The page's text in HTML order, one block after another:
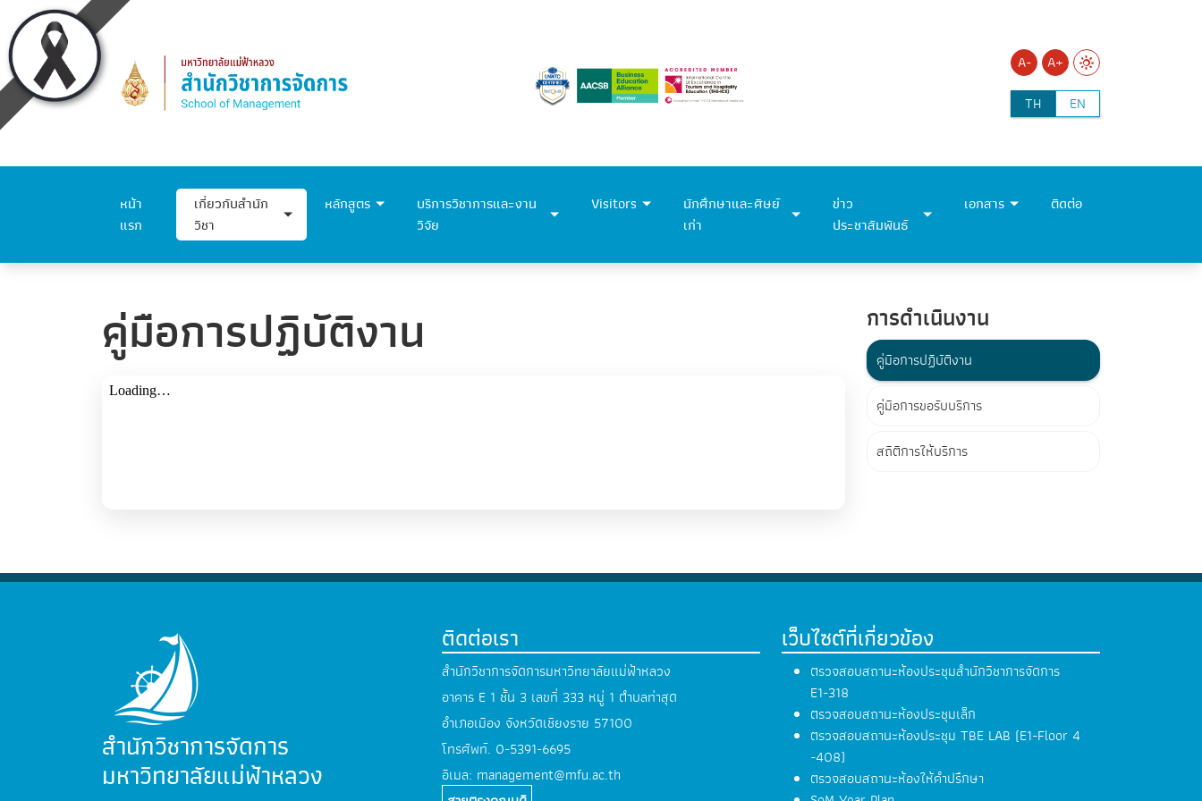
A-
A+
TH
EN
หน้า
แรก
เกี่ยวกับสำนัก
วิชา
หลักสูตร
บริการวิชาการและงาน
วิจัย
Visitors
นักศึกษาและศิษย์
เก่า
ข่าว
ประชาสัมพันธ์
เอกสาร ติดต่อ
คู่มือการปฏิบัติงาน การดำเนินงาน
คู่มือการปฏิบัติงาน
คู่มือการขอรับบริการ
สถิติการให้บริการ
สำนักวิชาการจัดการ
มหาวิทยาลัยแม่ฟ้าหลวง
ติดต่อเรา
สำนักวิชาการจัดการมหาวิทยาลัยแม่ฟ้าหลวง
อาคาร E 1 ชั้น 3 เลขที่ 333 หมู่ 1 ตำบลท่าสุด
อำเภอเมือง จังหวัดเชียงราย 57100
โทรศัพท์. 0-5391-6695
อีเมล: management@mfu.ac.th
เว็บไซต์ที่เกี่ยวข้อง
ตรวจสอบสถานะห้องประชุมสำนักวิชาการจัดการ
E1-318
ตรวจสอบสถานะห้องประชุมเล็ก
ตรวจสอบสถานะห้องประชุม TBE LAB (E1-Floor 4
-408)
ตรวจสอบสถานะห้องให้คำปรึกษา